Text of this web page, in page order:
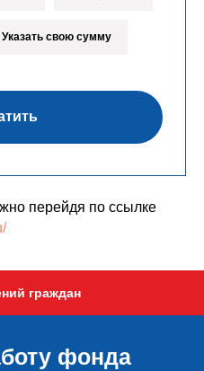
Указать свою сумму
перейдя по ссылке
граждан
фонда